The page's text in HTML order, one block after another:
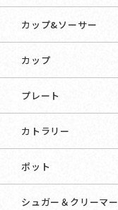
カップ&ソーサー
カップ
プレート
カトラリー
ポット
シュガー＆クリーマー